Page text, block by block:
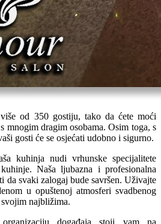
od 350 gostiju, tako da ćete moći
mnogim dragim osobama. Osim toga, s
gosti će se osjećati udobno i sigurno.
kuhinja nudi vrhunske specijalitete
Naša ljubazna i profesionalna
da svaki zalogaj bude savršen. Uživajte
u opuštenoj atmosferi svadbenog
najbližima.
događaja stoji vam na